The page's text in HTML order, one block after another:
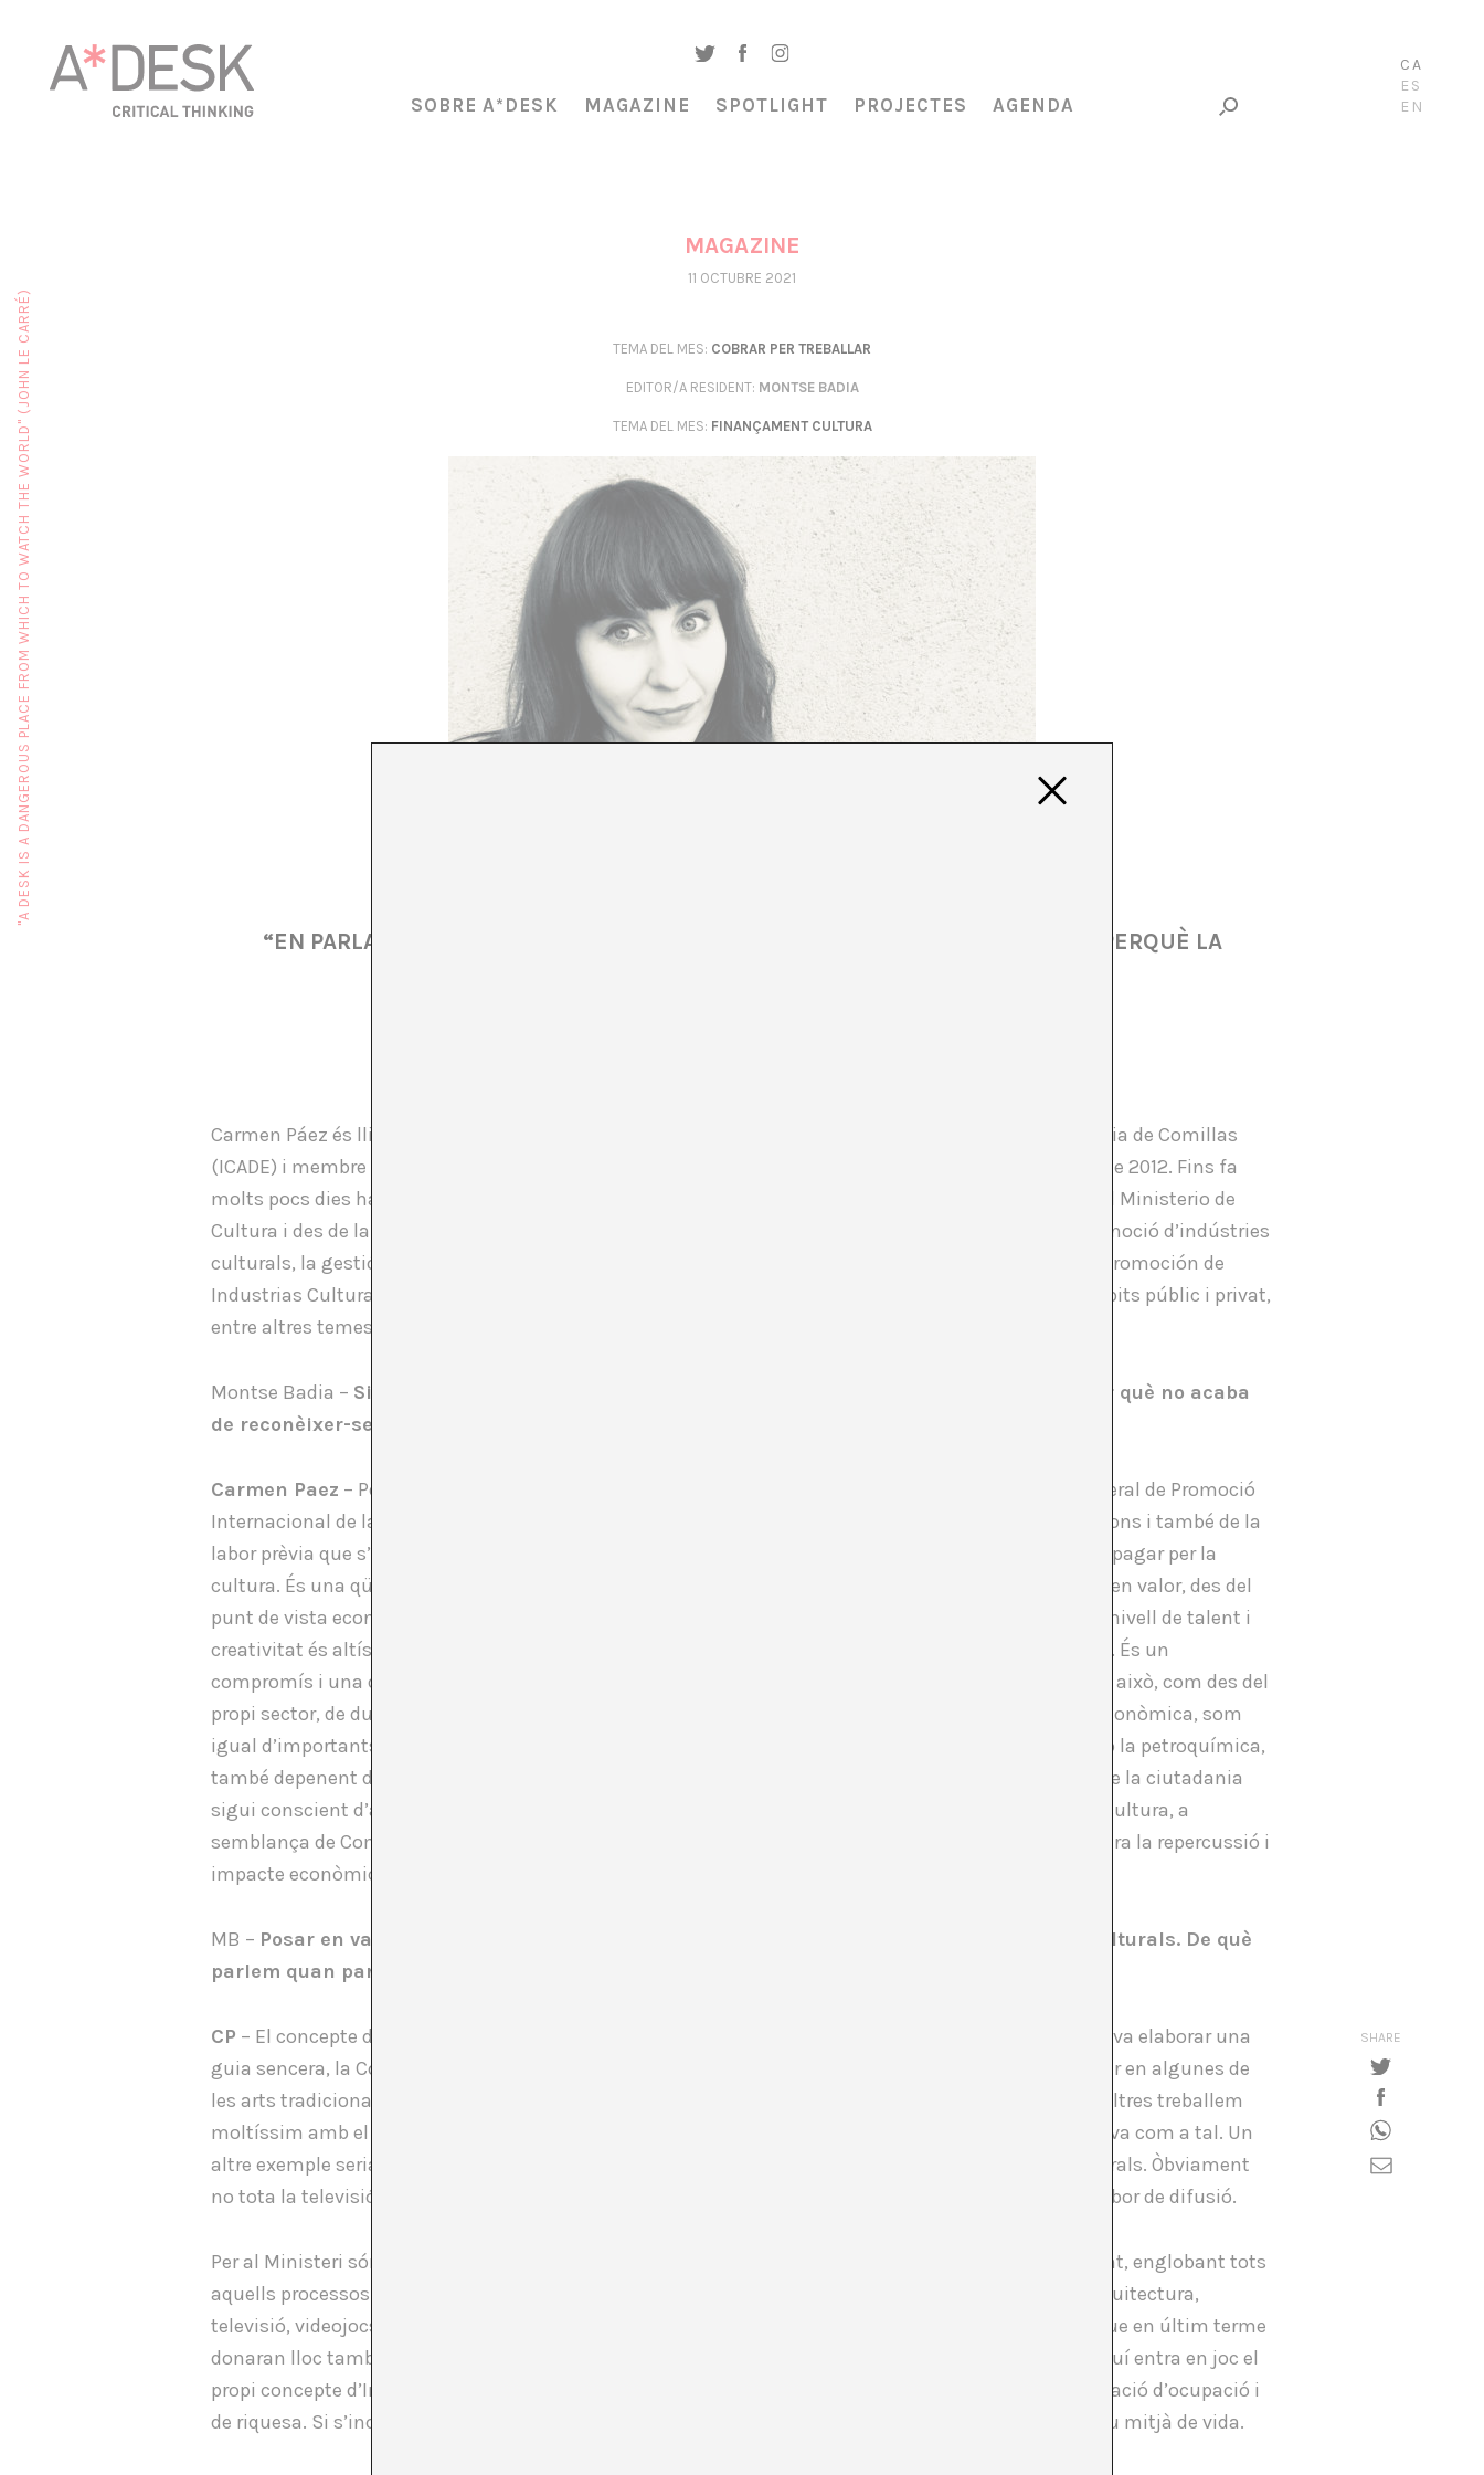
CA
ES
EN
SOBRE A*DESK MAGAZINE SPOTLIGHT PROJECTES AGENDA
MAGAZINE
11 OCTUBRE 2021
TEMA DEL MES: COBRAR PER TREBALLAR
EDITOR/A RESIDENT: MONTSE BADIA
TEMA DEL MES: FINANÇAMENT CULTURA
“EN PARLAR D’INDÚSTRIES CULTURALS, INCORPOREM L’ELEMENT ECONÒMIC PERQUÈ LA
Carmen Páez és llicenciada en Dret i en Administració i Direcció d’Empreses per la Universitat Pontifícia de Comillas
(ICADE) i membre del Cuerpo Superior de Administradores Civiles del Estado del Reino de España des de 2012. Fins fa
molts pocs dies ha exercit el càrrec de Subdirectora General de Promoción de Industrias Culturales del Ministerio de
Cultura i des de la setmana passada és Secretaria General d’EOI. Amb ella hem parlat, via zoom, de la noció d’indústries
culturals, la gestió econòmica de l’activitat creativa, les línies d’ajuda de la Subdirección General de Promoción de
Industrias Culturales del Ministerio de Cultura així com de la necessitat de col·laboració entre els àmbits públic i privat,
entre altres temes.
Montse Badia – Si pensem que aproximadament el 3% del PIB és produït des de la cultura, per què no acaba
de reconèixer-se la importància de la cultura en la societat?
Carmen Paez – Per l’experiència que tinc (abans d’estar en Indústries Culturals era subdirectora general de Promoció
Internacional de la Cultura) és una qüestió que depèn de la pròpia idiosincràsia del país, de les tradicions i també de la
labor prèvia que s’ha fet des de les institucions. En el model anglosaxó, per exemple, no es concep no pagar per la
cultura. És una qüestió que al nostre país sí que es dóna. En el model francès, la pròpia societat posa en valor, des del
punt de vista econòmic, el paper que tenen les indústries creatives i culturals. En el cas d’Espanya, el nivell de talent i
creativitat és altíssim, però no s’ha prestat suficient atenció a la part de desenvolupament econòmic. És un
compromís i una obligació que tenim tots els agents, tant des de les institucions que treballem per a això, com des del
propi sector, de dur a terme aquesta tasca de divulgació, de fer entendre que, des d’una perspectiva econòmica, som
igual d’importants que altres sectors. L’agricultura contribueix amb un percentatge fins i tot menor o la petroquímica,
també depenent de la regió. El propi sector primari té menys pes que el sector cultural i costa molt que la ciutadania
sigui conscient d’aquesta rellevància. No em canso de repetir el paper que té el compte satèl·lit de la cultura, a
semblança de Compte Satèl·lit del Turisme, que s’elabora en el Ministeri i que reflecteix de manera clara la repercussió i
impacte econòmic del nostre sector.
MB – Posar en valor aquest aspecte econòmic ens porta al tema del concepte d’indústries culturals. De què
parlem quan parlem d’indústries culturals? Tota producció cultural és indústria cultural?
CP – El concepte d’indústries culturals és complicat i s’han fet molts intents de definició. La UNESCO va elaborar una
guia sencera, la Comissió Europea va treure un llibre verd de les indústries creatives i culturals i és clar en algunes de
les arts tradicionals, com el cinema, però, avui dia, ja tenim altres formes de creació i innovació. Nosaltres treballem
moltíssim amb el sector dels videojocs, que és un altre sector cultural que fa 20 anys no es considerava com a tal. Un
altre exemple seria la televisió, que té una labor molt important dins de l’audiovisual en termes culturals. Òbviament
no tota la televisió és cultura, però dins de la televisió hi ha molta cultura i sobretot una important labor de difusió.
Per al Ministeri són indústria cultural totes les arts tradicionals i també els subsectors que van sorgint, englobant tots
aquells processos que vinculen creativitat i innovació i producció. Incloem disseny, moda d’autor, arquitectura,
televisió, videojocs…, perquè tots aquests processos vinculats amb la propietat intel·lectual són els que en últim terme
donaran lloc també a la producció cultural. Tota la producció cultural és indústria cultural? Depèn. Aquí entra en joc el
propi concepte d’Indústria, llevant-li ja l’adjectiu de cultural o creativa. Indústria es vincula a la generació d’ocupació i
de riquesa. Si s’incorpora l’element econòmic, és perquè per als agents culturals la cultura sigui el seu mitjà de vida.
SHARE
"A DESK IS A DANGEROUS PLACE FROM WHICH TO WATCH THE WORLD" (JOHN LE CARRÉ)